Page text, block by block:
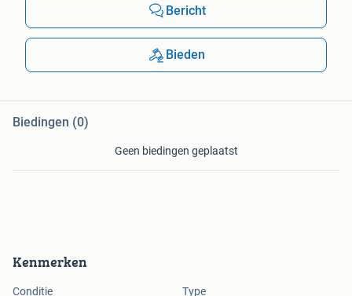
Kenmerken
Conditie Type
Bericht
Bieden
Biedingen (0)
Geen biedingen geplaatst